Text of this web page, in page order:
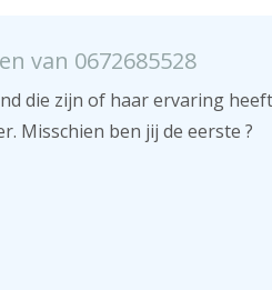
van 0672685528
die zijn of haar ervaring
Misschien ben jij de eerste ?